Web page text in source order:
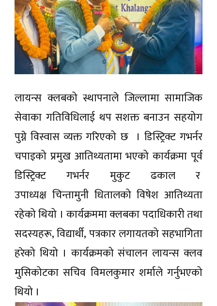
लायन्स क्लबको स्थापनाले जिल्लामा सामाजिक
सेवाका गतिविधिलाई थप सशक्त बनाउन सहयोग
पुग्ने विस्वास व्यक्त गरिएको छ । डिस्ट्रिक्ट गभर्नर
चपाइको प्रमुख आतिथ्यतामा भएको कार्यक्रमा पूर्व
डिस्ट्रिक्ट गभर्नर मुकुट ढकाल र
उपाध्यक्ष चिन्तामुनी धितालको विषेश आतिथ्यता
रहेको थियो । कार्यक्रममा क्लबका पदाधिकारी तथा
सदस्यहरू, विद्यार्थी, पत्रकार लगायतको सहभागिता
हरेको थियो । कार्यक्रमको संचालन लायन्स क्लव
मुसिकोटका सचिव विमलकुमार शर्माले गर्नुभएको
थियो ।